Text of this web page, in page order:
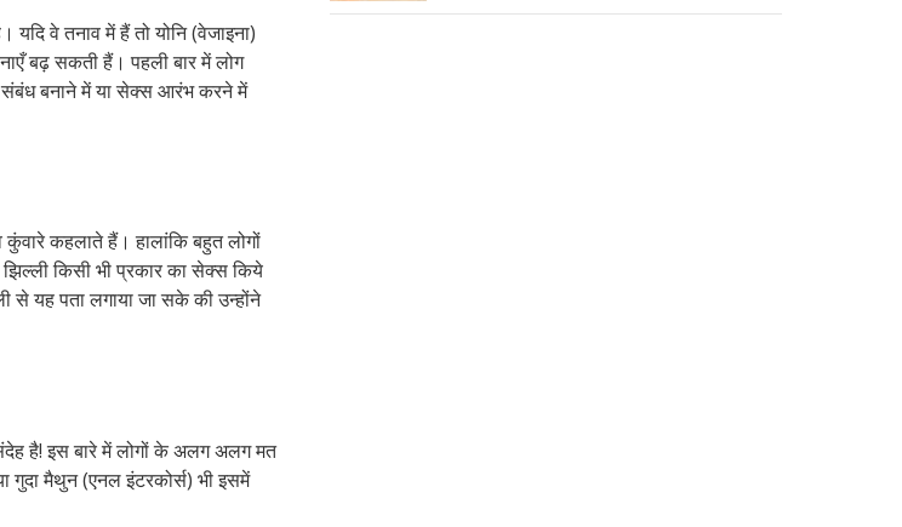
वे तनाव में हैं तो योनि (वेजाइना)
बढ़ सकती हैं। पहली बार में लोग
संबंध बनाने में या सेक्स आरंभ करने में
कहलाते हैं। हालांकि बहुत लोगों
झिल्ली किसी भी प्रकार का सेक्स किये
से यह पता लगाया जा सके की उन्होंने
है! इस बारे में लोगों के अलग अलग मत
गुदा मैथुन (एनल इंटरकोर्स) भी इसमें